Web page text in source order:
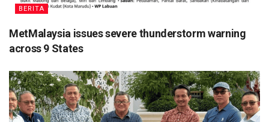
BERITA
MetMalaysia issues severe thunderstorm warning
across 9 States